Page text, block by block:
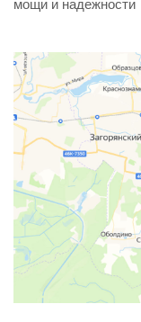
мощи и надежности